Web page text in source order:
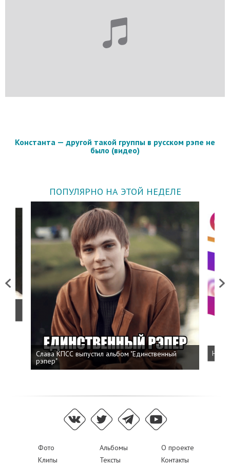
Константа — другой такой группы в русском рэпе не
было (видео)
ПОПУЛЯРНО НА ЭТОЙ НЕДЕЛЕ
Previous
Слава КПСС выпустил альбом "Единственный
рэпер"
Next
Фото Альбомы
О проекте
Клипы
Тексты Контакты